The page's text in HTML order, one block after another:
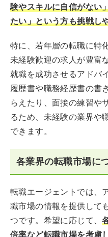
験やスキルに自信がない
たい」という方も挑戦し
特に、若年層の転職に特
未経験歓迎の求人が豊富
就職を成功させるアドバ
履歴書や職務経歴書の書
らえたり、面接の練習や
るため、未経験の業界や
できます。
各業界の転職市場に
転職エージェントでは、
職市場の情報を提供して
つです。希望に応じて、
倍率など転職市場を考慮